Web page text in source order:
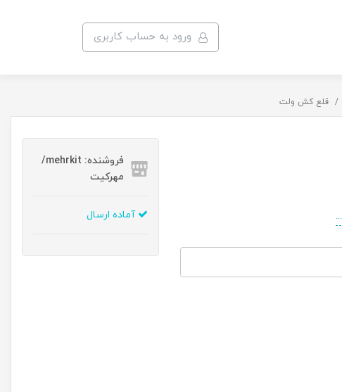
ورود به حساب کاربری
قلع کش ولت
فروشنده: mehrkit/
مهرکیت
آماده ارسال